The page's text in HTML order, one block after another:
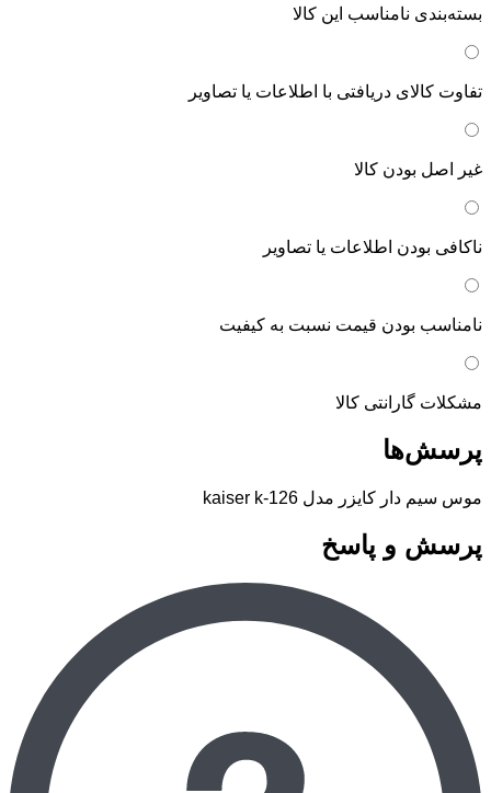
بسته‌بندی نامناسب این کالا
تفاوت کالای دریافتی با اطلاعات یا تصاویر
غیر اصل بودن کالا
ناکافی بودن اطلاعات یا تصاویر
نامناسب بودن قیمت نسبت به کیفیت
مشکلات گارانتی کالا
پرسش‌ها
موس سیم دار کایزر مدل kaiser k-126
پرسش و پاسخ